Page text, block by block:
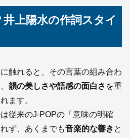
上陽水の作詞スタイ
触れると、その言葉の組み合わ
韻の美しさや語感の面白さ を重
ます。
従来のJ-POPの「意味の明確
ず、あくまでも音楽的な響き と